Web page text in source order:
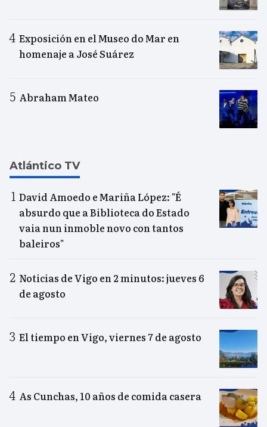
Exposición en el Museo do Mar en
homenaje a José Suárez
Abraham Mateo
Atlántico TV
David Amoedo e Mariña López: "É
absurdo que a Biblioteca do Estado
vaia nun inmoble novo con tantos
baleiros"
Noticias de Vigo en 2 minutos: jueves 6
de agosto
El tiempo en Vigo, viernes 7 de agosto
As Cunchas, 10 años de comida casera